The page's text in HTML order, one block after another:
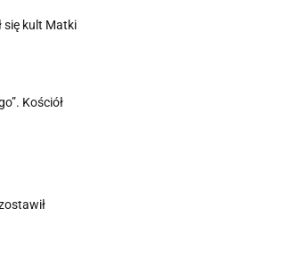
się kult Matki
Kościół